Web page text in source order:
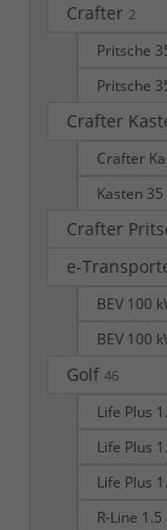
Crafter 2
Pritsche
Pritsche
Crafter
Crafter
Kasten
Crafter
e-
BEV 100
BEV 100
Golf 46
Life Plus
Life Plus
Life Plus
R-Line